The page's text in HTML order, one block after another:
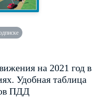
на 2021 год в
Удобная таблица
ПДД